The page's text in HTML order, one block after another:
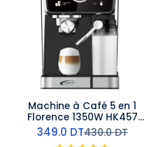
Machine à Café 5 en 1
Florence 1350W HK457
avec Afficheur LED –
Expresso & Capsules
349.0 DT430.0DT